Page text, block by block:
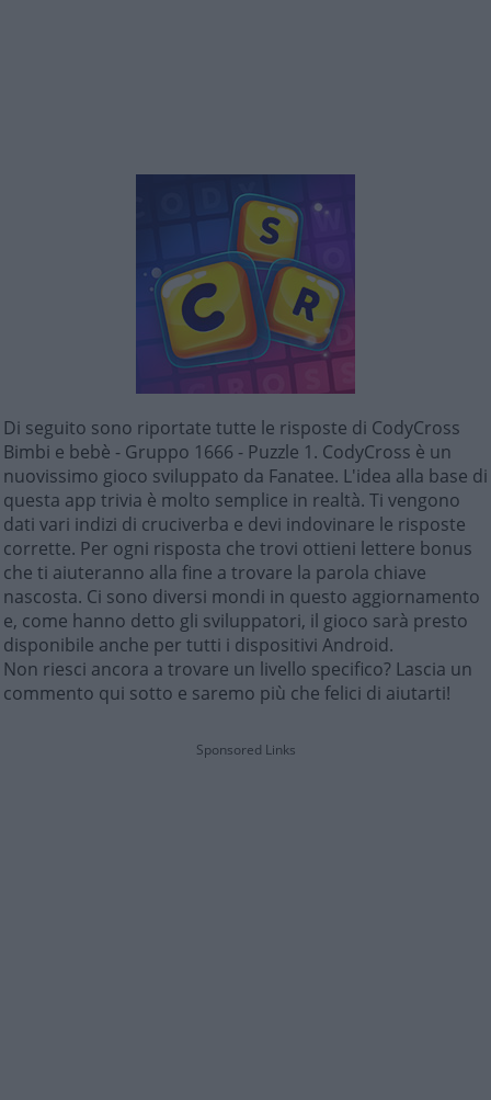
Di seguito sono riportate tutte le risposte di CodyCross
Bimbi e bebè - Gruppo 1666 - Puzzle 1. CodyCross è un
nuovissimo gioco sviluppato da Fanatee. L'idea alla base di
questa app trivia è molto semplice in realtà. Ti vengono
dati vari indizi di cruciverba e devi indovinare le risposte
corrette. Per ogni risposta che trovi ottieni lettere bonus
che ti aiuteranno alla fine a trovare la parola chiave
nascosta. Ci sono diversi mondi in questo aggiornamento
e, come hanno detto gli sviluppatori, il gioco sarà presto
disponibile anche per tutti i dispositivi Android.
Non riesci ancora a trovare un livello specifico? Lascia un
commento qui sotto e saremo più che felici di aiutarti!
Sponsored Links